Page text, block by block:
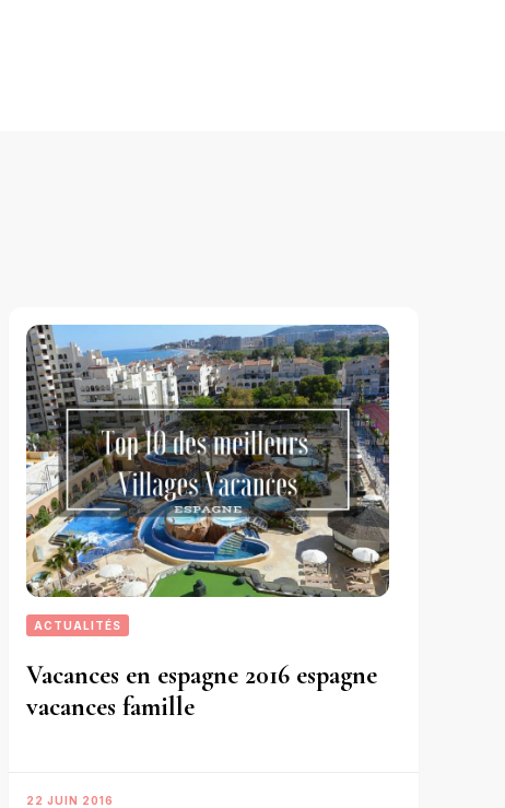
ACTUALITÉS
Vacances en espagne 2016 espagne
vacances famille
22 JUIN 2016